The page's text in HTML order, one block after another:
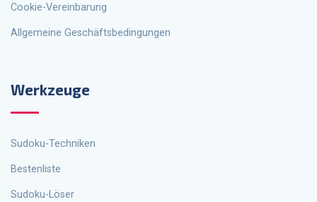
Cookie-Vereinbarung
Allgemeine Geschäftsbedingungen
Werkzeuge
Sudoku-Techniken
Bestenliste
Sudoku-Löser